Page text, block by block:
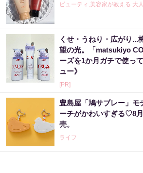
ビューティ,美容家が教える 大
くせ・うねり・広がり...
望の光。「matsukiyo
ーズを1か月ガチで使っ
ュー》
[PR]
豊島屋「鳩サブレー」モ
ーチがかわいすぎる♡8
売。
ライフ